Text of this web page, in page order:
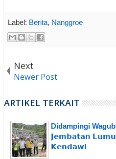
Label: Berita, Nanggroe
Next
Newer Post
ARTIKEL TERKAIT
Didampingi
𝗝𝗲𝗺𝗯𝗮𝘁𝗮𝗻
𝗞𝗲𝗻𝗱𝗮𝘄𝗶